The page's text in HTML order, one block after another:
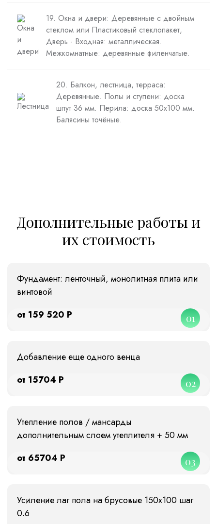
19. Окна и двери: Деревянные с двойным
стеклом или Пластиковый стеклопакет,
Дверь - Входная: металлическая.
Межкомнатные: деревянные филенчатые.
20. Балкон, лестница, терраса:
Деревянные. Полы и ступени: доска
шпут 36 мм. Перила: доска 50х100 мм.
Балясины точёные.
Дополнительные работы и
их стоимость
Фундамент: ленточный, монолитная плита или
винтовой
от 159 520 Р
01
Добавление еще одного венца
от 15704 Р
02
Утепление полов / мансарды
дополнительным слоем утеплителя + 50 мм
от 65704 Р
03
Усиление лаг пола на брусовые 150х100 шаг
0.6